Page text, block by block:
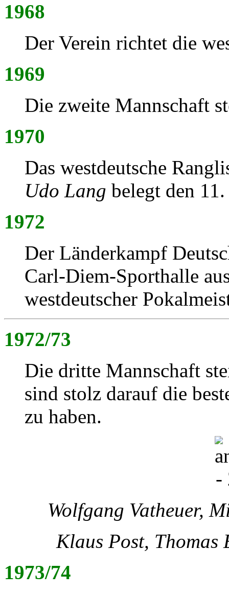
1968
Der Verein richtet die
1969
Die zweite Mannschaft
1970
Das westdeutsche
Udo Lang belegt den
1972
Der Länderkampf
Carl-Diem-Sporthalle
westdeutscher
1972/73
Die dritte Mannschaft
sind stolz darauf die
zu haben.
Wolfgang Vatheuer,
Klaus Post, Thomas
1973/74